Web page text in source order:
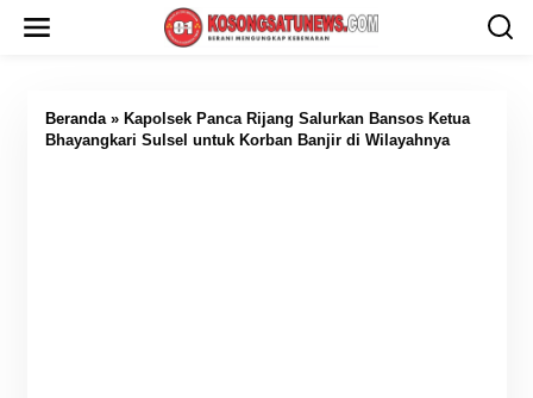
Beranda» Kapolsek Panca Rijang Salurkan Bansos Ketua
Bhayangkari Sulsel untuk Korban Banjir di Wilayahnya